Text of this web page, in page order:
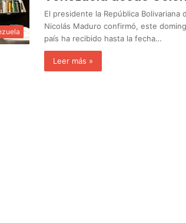
El presidente la República Bolivariana
Nicolás Maduro confirmó, este
país ha recibido hasta la fecha…
Leer más »